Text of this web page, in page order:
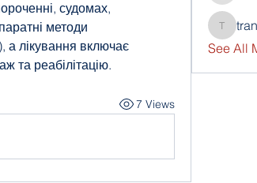
судомах,
методи
а лікування включає
та реабілітацію.
7 Views
See All